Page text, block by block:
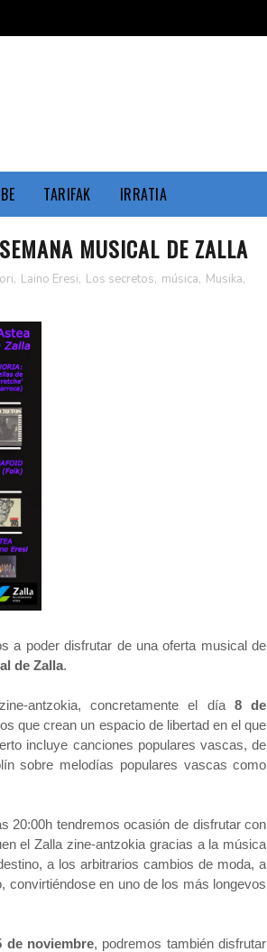
TARIFAK IRRATIA
MUSICAL DE ZALLA
, Laino Eresi, Los secretos, música, Musika,
a poder disfrutar de una oferta musical de
de Zalla.
antzokia, concretamente el día 8 de
que crean un espacio de libertad en el que
incluye canciones populares vascas, de
sobre melodías populares vascas como
20:00h tendremos ocasión de disfrutar con
el Zalla zine-antzokia gracias a la música
a los arbitrarios cambios de moda, a
convirtiéndose en uno de los más longevos
de noviembre, podremos también disfrutar